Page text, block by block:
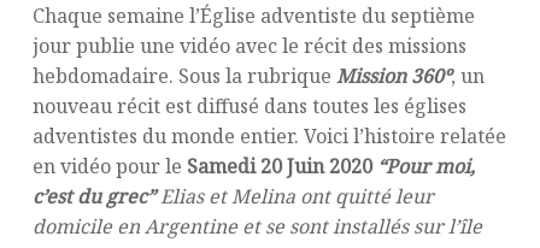
Chaque semaine l’Église adventiste du septième
jour publie une vidéo avec le récit des missions
hebdomadaire. Sous la rubrique Mission 360º, un
nouveau récit est diffusé dans toutes les églises
adventistes du monde entier. Voici l’histoire relatée
en vidéo pour le Samedi 20 Juin 2020 “Pour moi,
c’est du grec”Elias et Melina ont quitté leur
domicile en Argentine et se sont installés sur l’île